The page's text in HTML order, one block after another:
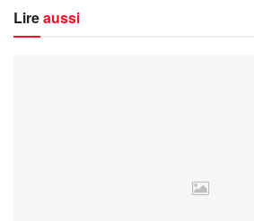
Lireaussi